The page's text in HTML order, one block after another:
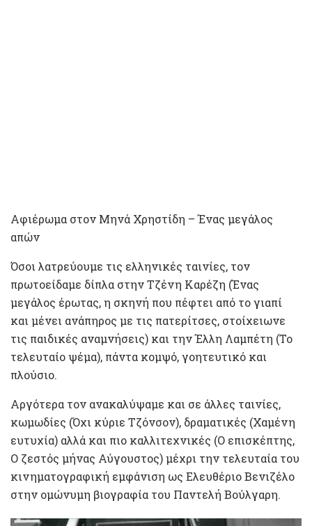
Αφιέρωμα στον Μηνά Χρηστίδη – Ένας μεγάλος
απών
Όσοι λατρεύουμε τις ελληνικές ταινίες, τον
πρωτοείδαμε δίπλα στην Τζένη Καρέζη (Ένας
μεγάλος έρωτας, η σκηνή που πέφτει από το γιαπί
και μένει ανάπηρος με τις πατερίτσες, στοίχειωνε
τις παιδικές αναμνήσεις) και την Έλλη Λαμπέτη (Το
τελευταίο ψέμα), πάντα κομψό, γοητευτικό και
πλούσιο.
Αργότερα τον ανακαλύψαμε και σε άλλες ταινίες,
κωμωδίες (Όχι κύριε Τζόνσον), δραματικές (Χαμένη
ευτυχία) αλλά και πιο καλλιτεχνικές (Ο επισκέπτης,
Ο ζεστός μήνας Αύγουστος) μέχρι την τελευταία του
κινηματογραφική εμφάνιση ως Ελευθέριο Βενιζέλο
στην ομώνυμη βιογραφία του Παντελή Βούλγαρη.